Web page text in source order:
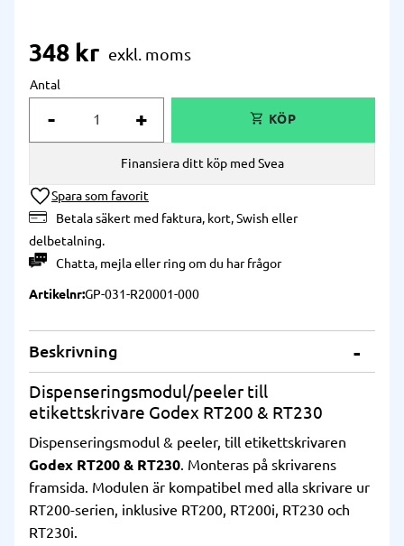
348 kr
Antal
+
-
Lägg till i önskelista
Betala säkert med faktura, kort, Swish eller
delbetalning.
Chatta, mejlaellerring om du har frågor
Finansiera ditt köp med Svea
ArtikelnrGP-031-R20001-000
Beskrivning
Dispenseringsmodul/peeler till
etikettskrivare Godex RT200 & RT230
Dispenseringsmodul & peeler, till etikettskrivaren
Godex RT200 & RT230. Monteras på skrivarens
framsida. Modulen är kompatibel med alla skrivare ur
RT200-serien, inklusive RT200, RT200i, RT230 och
RT230i.